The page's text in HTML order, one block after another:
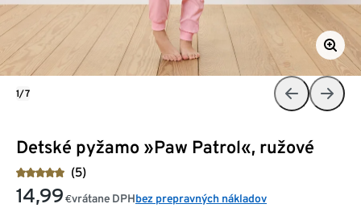
Detské pyžamo »Paw Patrol«, ružové
(5)
14,99 €vrátane DPHbez prepravných nákladov
1/7